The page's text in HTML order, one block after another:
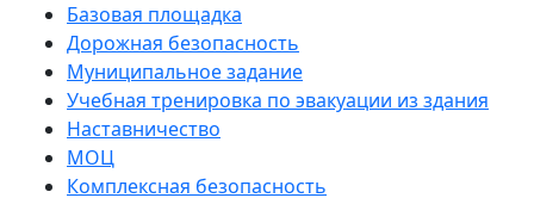
Базовая площадка
Дорожная безопасность
Муниципальное задание
Учебная тренировка по эвакуации из здания
Наставничество
МОЦ
Комплексная безопасность